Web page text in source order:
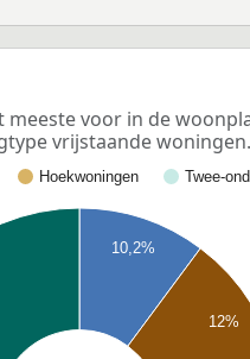
voor in de
vrijstaande woningen.
Hoekwoningen
Twee-
10,2%
12%